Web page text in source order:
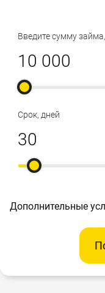
Введите сумму
Срок, дней
Дополнительные